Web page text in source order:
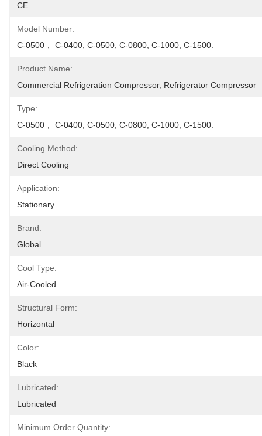
CE
Model Number:
C-0500， C-0400, C-0500, C-0800, C-1000, C-1500.
Product Name:
Commercial Refrigeration Compressor, Refrigerator Compressor
Type:
C-0500， C-0400, C-0500, C-0800, C-1000, C-1500.
Cooling Method:
Direct Cooling
Application:
Stationary
Brand:
Global
Cool Type:
Air-Cooled
Structural Form:
Horizontal
Color:
Black
Lubricated:
Lubricated
Minimum Order Quantity: